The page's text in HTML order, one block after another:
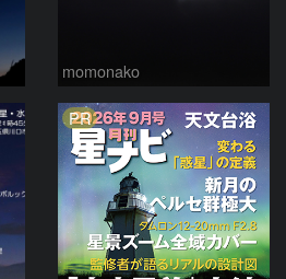
momonako
夕空の月と金星・木星・水星の接近 2026/6/18 PR